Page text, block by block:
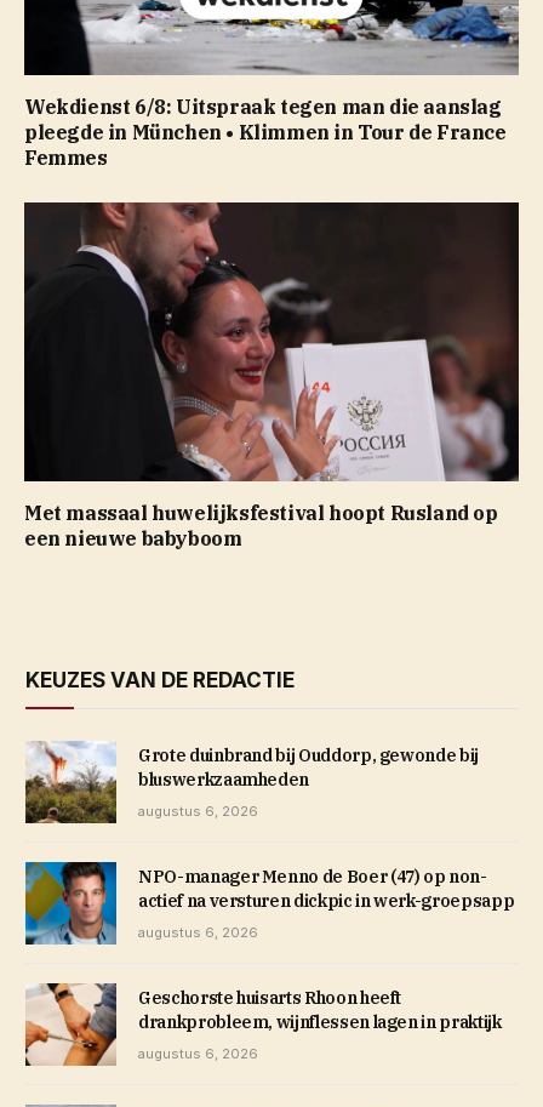
Wekdienst 6/8: Uitspraak tegen man die aanslag
pleegde in München • Klimmen in Tour de France
Femmes
Met massaal huwelijksfestival hoopt Rusland op
een nieuwe babyboom
KEUZES VAN DE REDACTIE
Grote duinbrand bij Ouddorp, gewonde bij
bluswerkzaamheden
augustus 6, 2026
NPO-manager Menno de Boer (47) op non-
actief na versturen dickpic in werk-groepsapp
augustus 6, 2026
Geschorste huisarts Rhoon heeft
drankprobleem, wijnflessen lagen in praktijk
augustus 6, 2026